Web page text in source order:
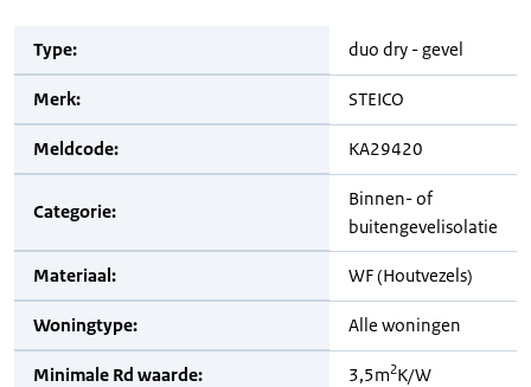
Type: duo dry - gevel
Merk: STEICO
Meldcode: KA29420
Categorie:
Binnen- of
buitengevelisolatie
Materiaal: WF (Houtvezels)
Woningtype: Alle woningen
Minimale Rd waarde: 3,5m2K/W